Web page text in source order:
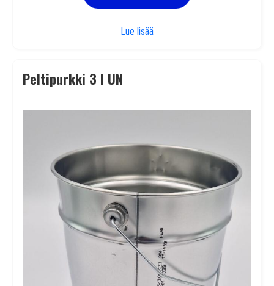
Lue lisääPeltipurkki 1 l R
Peltipurkki 3 l UN